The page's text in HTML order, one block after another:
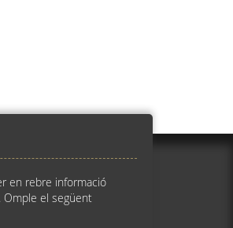
en rebre informació
Omple el següent